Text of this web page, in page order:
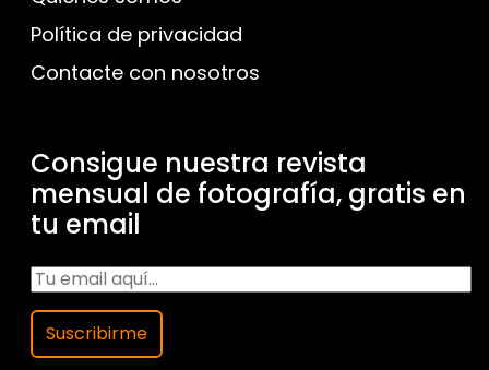
Política de privacidad
Contacte con nosotros
Consigue nuestra revista
mensual de fotografía, gratis en
tu email
Suscribirme